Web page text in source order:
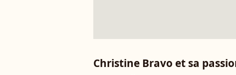
Christine Bravo et sa